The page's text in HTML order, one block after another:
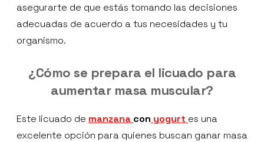
asegurarte de que estás tomando las decisiones
adecuadas de acuerdo a tus necesidades y tu
organismo.
¿Cómo se prepara el licuado para
aumentar masa muscular?
Este licuado de manzana con yogurt es una
excelente opción para quienes buscan ganar masa